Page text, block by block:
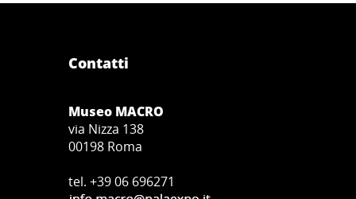
Contatti
Museo MACRO
via Nizza 138
00198 Roma
tel. +39 06 696271